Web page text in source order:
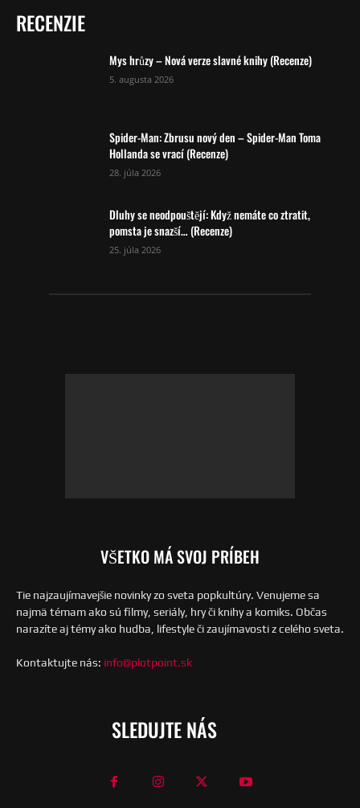
RECENZIE
Mys hrůzy – Nová verze slavné knihy (Recenze)
5. augusta 2026
Spider-Man: Zbrusu nový den – Spider-Man Toma
Hollanda se vrací (Recenze)
28. júla 2026
Dluhy se neodpouštějí: Když nemáte co ztratit,
pomsta je snazší… (Recenze)
25. júla 2026
VŠETKO MÁ SVOJ PRÍBEH
Tie najzaujímavejšie novinky zo sveta popkultúry. Venujeme sa
najmä témam ako sú filmy, seriály, hry či knihy a komiks. Občas
narazíte aj témy ako hudba, lifestyle či zaujímavosti z celého sveta.
Kontaktujte nás: info@plotpoint.sk
SLEDUJTE NÁS